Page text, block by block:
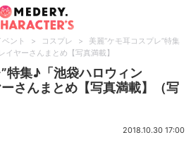
ント > コスプレ >
美麗“ケモ耳コスプレ”特集
ヤーさんまとめ【写真満載】
特集♪「池袋ハロウィン
さんまとめ【写真満載】（写
2018.10.30 17:00